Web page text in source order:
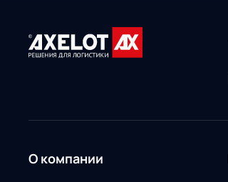
О компании